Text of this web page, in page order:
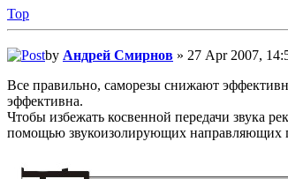
Top
by Андрей Смирнов » 27 Apr 2007,
Все правильно, саморезы снижают
эффективна.
Чтобы избежать косвенной передачи звука
помощью звукоизолирующих направляющих